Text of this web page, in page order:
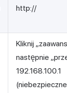
http://
Kliknij
następnie
192.168.100.1